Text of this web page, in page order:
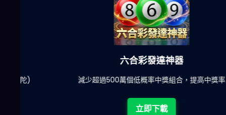
六合彩發達神器
減少超過500萬個低概率中獎組合，提高中獎率
立即下載